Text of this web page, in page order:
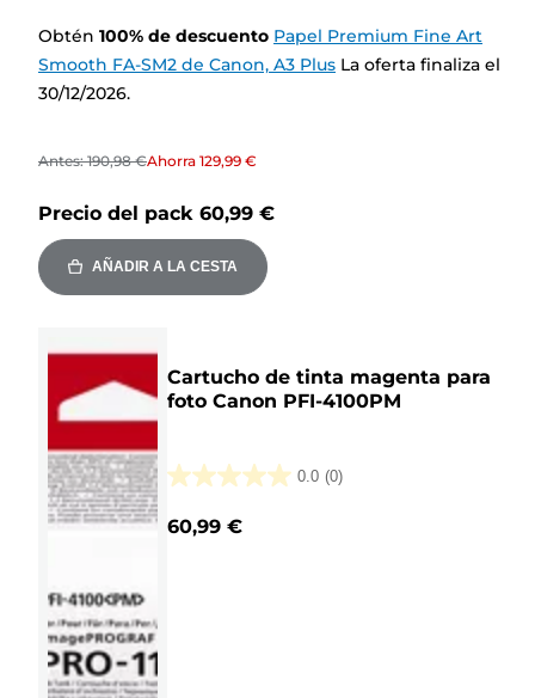
Obtén 100% de descuento Papel Premium Fine Art
Smooth FA-SM2 de Canon, A3 Plus La oferta finaliza el
30/12/2026.
Antes:190,98 €Ahorra 129,99 €
Precio del pack 60,99 €
AÑADIR A LA CESTA
Cartucho de tinta magenta para
foto Canon PFI-4100PM
0.0 (0)
0.0
de
60,99 €